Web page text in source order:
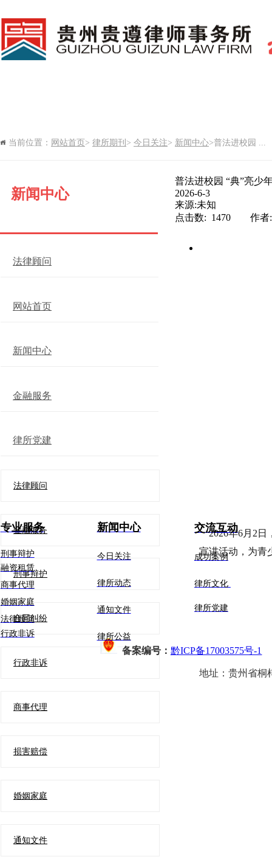
当前位置： 网站首页 > 律所期刊 > 今日关注> 新闻中心>普法进校园 ...
新闻中心
法律顾问
网站首页
新闻中心
金融服务
律所党建
法律顾问
金融服务
刑事辩护
合同纠纷
行政非诉
商事代理
损害赔偿
婚姻家庭
通知文件
普法进校园 “典”亮少
2026-6-3
来源:未知
点击数: 1470 作者:
2026年6月2日
宣讲活动，为青
专业服务
刑事辩护
融资租赁
商事代理
婚姻家庭
法律顾问
行政非诉
新闻中心
今日关注
律所动态
通知文件
律所公益
交流互动
成功案例
律所文化
律所党建
备案编号：黔ICP备17003575号-1
地址： 贵州省桐